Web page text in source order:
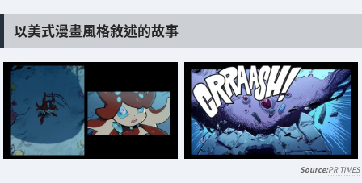
以美式漫畫風格敘述的故事
PR TIMES